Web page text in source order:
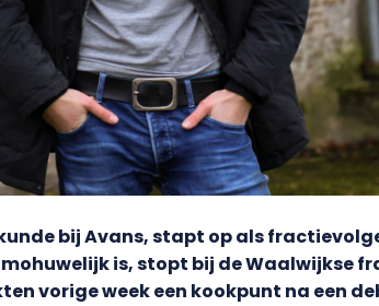
bij Avans, stapt op als
is, stopt bij de Waalwijkse
vorige week een kookpunt na een